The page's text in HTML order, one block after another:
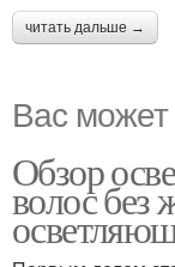
читать дальше →
Вас может
Обзор
волос без